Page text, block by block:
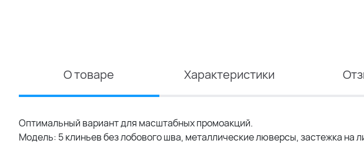
О товаре Характеристики
Оптимальный вариант для масштабных промоакций.
Модель: 5 клиньев без лобового шва, металлические люверсы, застежка на